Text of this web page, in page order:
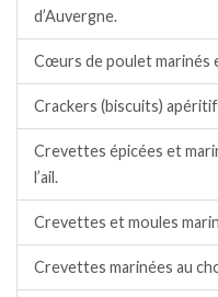
d’Auvergne.
Cœurs de poulet marinés
Crackers (biscuits)
Crevettes épicées et
l’ail.
Crevettes et moules
Crevettes marinées au